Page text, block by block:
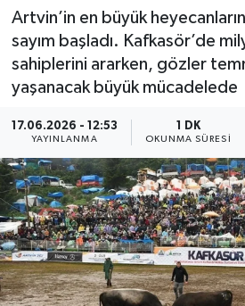
Artvin’in en büyük
sayım başladı. Kafkasör’de
sahiplerini ararken, gözler
yaşanacak büyük mücadelede
17.06.2026 - 12:53
YAYINLANMA
1 DK
OKUNMA SÜRESI